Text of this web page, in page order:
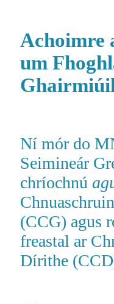
Achoimre
um
Ní mór do
Seimineár
chríochnú
(CCG) agus
freastal ar
Dírithe